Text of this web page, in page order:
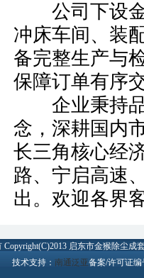
公司下设金
冲床车间、装
备完整生产与
保障订单有序
企业秉持品
念，深耕国内
长三角核心经
路、宁启高速
出。欢迎各界
Copyright(C)2013 启东市金猴除尘成
技术支持： 南通泛亚备案/许可证